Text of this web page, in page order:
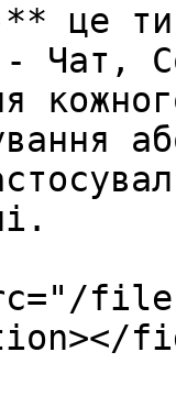
це
Чат,